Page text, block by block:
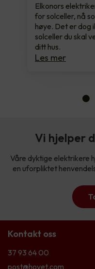
Elkonors
for solceller, nå
høye. Det er dog
solceller du skal
ditt hus.
Les mer
Vi hjelper
Våre dyktige elektrikere
en uforpliktet
Kontakt oss
37 93 64 00
post@hovet.com